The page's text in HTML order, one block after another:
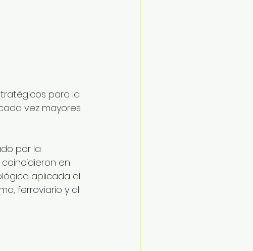
para la
vez mayores
por la
coincidieron en
aplicada al
ferroviario y al